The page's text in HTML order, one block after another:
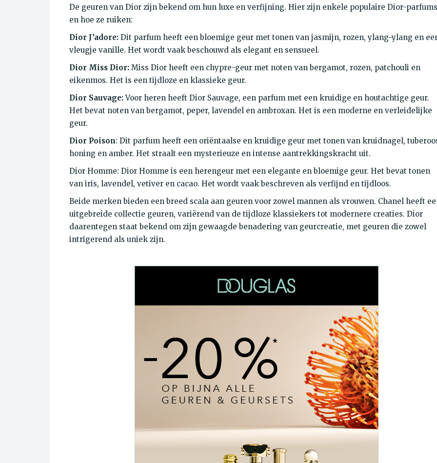
De geuren van Dior zijn bekend om hun luxe en verfijning. Hier zijn enkele populaire Dior-parfums
en hoe ze ruiken:
Dior J’adore: Dit parfum heeft een bloemige geur met tonen van jasmijn, rozen, ylang-ylang en
vleugje vanille. Het wordt vaak beschouwd als elegant en sensueel.
Dior Miss Dior: Miss Dior heeft een chypre-geur met noten van bergamot, rozen, patchouli en
eikenmos. Het is een tijdloze en klassieke geur.
Dior Sauvage:Voor heren heeft Dior Sauvage, een parfum met een kruidige en houtachtige geur.
Het bevat noten van bergamot, peper, lavendel en ambroxan. Het is een moderne en verleidelijke
geur.
Dior Poison: Dit parfum heeft een oriëntaalse en kruidige geur met tonen van kruidnagel,
honing en amber. Het straalt een mysterieuze en intense aantrekkingskracht uit.
Dior Homme: Dior Homme is een herengeur met een elegante en bloemige geur. Het bevat tonen
van iris, lavendel, vetiver en cacao. Het wordt vaak beschreven als verfijnd en tijdloos.
Beide merken bieden een breed scala aan geuren voor zowel mannen als vrouwen. Chanel heeft
uitgebreide collectie geuren, variërend van de tijdloze klassiekers tot modernere creaties. Dior
daarentegen staat bekend om zijn gewaagde benadering van geurcreatie, met geuren die zowel
intrigerend als uniek zijn.